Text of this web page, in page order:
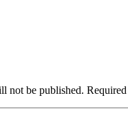
not be published.